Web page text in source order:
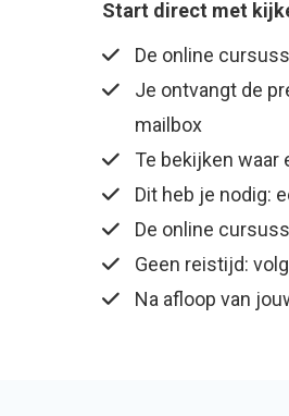
Start direct met
De online
Je ontvangt de
mailbox
Te bekijken waar
Dit heb je nodig:
De online
Geen reistijd:
Na afloop van